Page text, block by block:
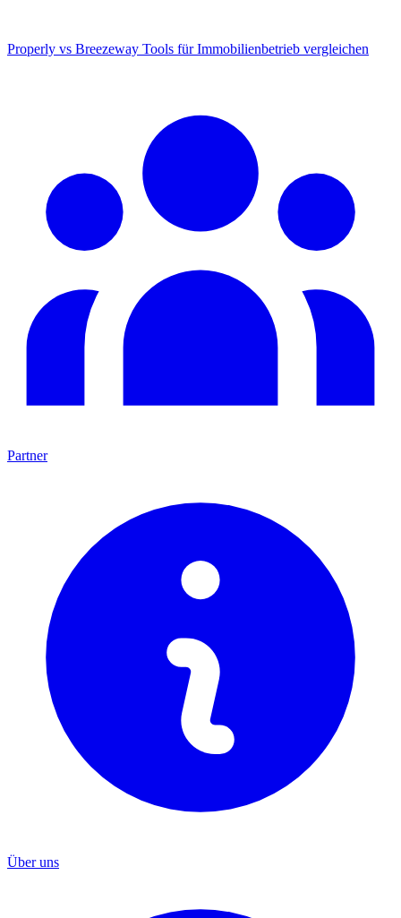
Properly vs Breezeway Tools für Immobilienbetrieb vergleichen
Partner
Über uns